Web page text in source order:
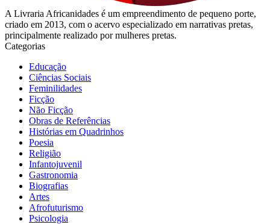
A Livraria Africanidades é um empreendimento de pequeno porte,
criado em 2013, com o acervo especializado em narrativas pretas,
principalmente realizado por mulheres pretas.
Categorias
Educação
Ciências Sociais
Feminilidades
Ficção
Não Ficção
Obras de Referências
Histórias em Quadrinhos
Poesia
Religião
Infantojuvenil
Gastronomia
Biografias
Artes
Afrofuturismo
Psicologia